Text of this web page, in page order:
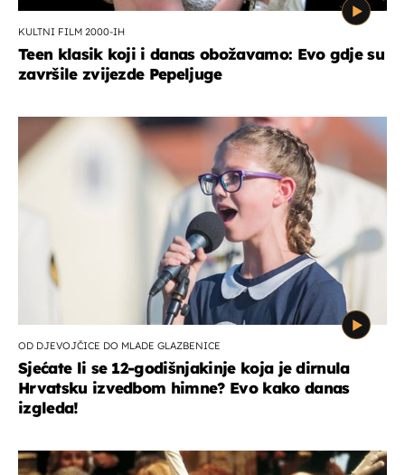
KULTNI FILM 2000-IH
Teen klasik koji i danas obožavamo: Evo gdje su
završile zvijezde Pepeljuge
OD DJEVOJČICE DO MLADE GLAZBENICE
Sjećate li se 12-godišnjakinje koja je dirnula
Hrvatsku izvedbom himne? Evo kako danas
izgleda!